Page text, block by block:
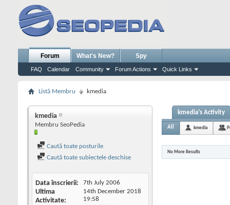
Forum
FAQ Calendar Community Forum Actions Quick Links
What's New? Spy
Listă Membru kmedia
kmedia
Membru SeoPedia
Caută toate posturile
Caută toate subiectele deschise
Data înscrierii 7th July 2006
Ultima
Activitate
14th December 2018
19:58
kmedia's Activity
All kmedia
No More Results